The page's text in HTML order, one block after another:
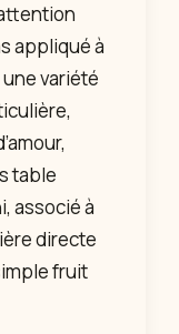
appliqué à
variété
table
associé à
directe
fruit